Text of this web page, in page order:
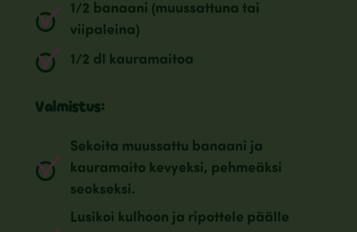
1/2 banaani (muussattuna tai
viipaleina)
1/2 dl kauramaitoa
Valmistus:
Sekoita muussattu banaani ja
kauramaito kevyeksi, pehmeäksi
seokseksi.
Lusikoi kulhoon ja ripottele päälle